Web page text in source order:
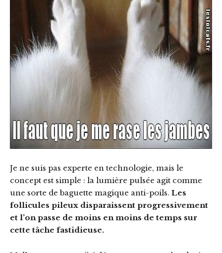
Je ne suis pas experte en technologie, mais le
concept est simple : la lumière pulsée agit comme
une sorte de baguette magique anti-poils. Les
follicules pileux disparaissent progressivement
et l’on passe de moins en moins de temps sur
cette tâche fastidieuse.